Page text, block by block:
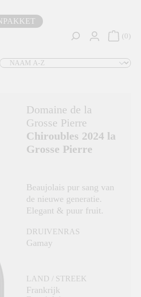
0
Domaine de la
Grosse Pierre
Chiroubles 2024 la
Grosse Pierre
Beaujolais pur sang van
de nieuwe generatie.
Elegant & puur fruit.
DRUIVENRAS
Gamay
LAND / STREEK
Frankrijk